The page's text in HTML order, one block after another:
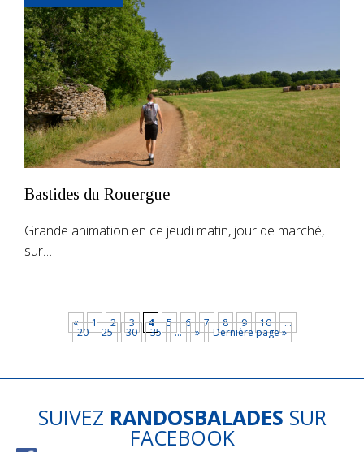
Bastides du Rouergue
Grande animation en ce jeudi matin, jour de marché,
sur…
« 1 2 3 4 5 6 7 8 9 10 …
20 25 30 35 … » Dernière page »
SUIVEZ RANDOSBALADES SUR
FACEBOOK